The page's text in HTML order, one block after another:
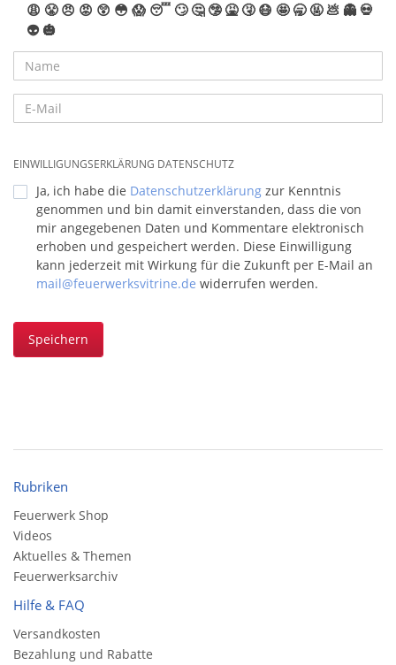
😩 😤 😠 😡 😲 😳 😱 😴 🙄 🤔 🤥 🤮 🤧 😷 🤩 🥱 🤬 💩 👻 💀
👽 🎃
EINWILLIGUNGSERKLÄRUNG DATENSCHUTZ
Ja, ich habe die Datenschutzerklärung zur Kenntnis
genommen und bin damit einverstanden, dass die von
mir angegebenen Daten und Kommentare elektronisch
erhoben und gespeichert werden. Diese Einwilligung
kann jederzeit mit Wirkung für die Zukunft per E-Mail an
mail@feuerwerksvitrine.de widerrufen werden.
Speichern
Rubriken
Feuerwerk Shop
Videos
Aktuelles & Themen
Feuerwerksarchiv
Hilfe & FAQ
Versandkosten
Bezahlung und Rabatte